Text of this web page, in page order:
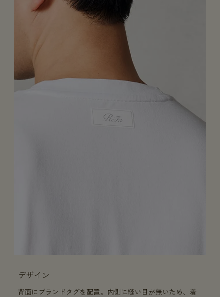
デザイン
背面にブランドタグを配置。内側に縫い目が無いため、着